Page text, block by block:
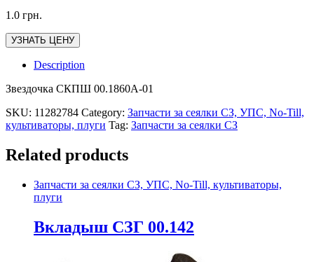
1.0 грн.
УЗНАТЬ ЦЕНУ
Description
Звездочка СКПШ 00.1860А-01
SKU: 11282784 Category: Запчасти за сеялки СЗ, УПС, No-Till,
культиваторы, плуги Tag: Запчасти за сеялки СЗ
Related products
Запчасти за сеялки СЗ, УПС, No-Till, культиваторы,
плуги
Вкладыш СЗГ 00.142